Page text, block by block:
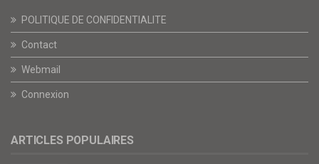
POLITIQUE DE CONFIDENTIALITE
Contact
Webmail
Connexion
ARTICLES POPULAIRES